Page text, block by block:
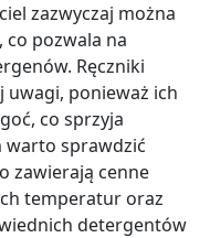
zazwyczaj można
pozwala na
Ręczniki
uwagi, ponieważ ich
co sprzyja
warto sprawdzić
zawierają cenne
temperatur oraz
detergentów